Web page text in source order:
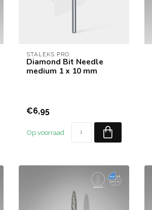
STALEKS PRO
Diamond Bit Needle
medium 1 x 10 mm
€6,95
Op voorraad